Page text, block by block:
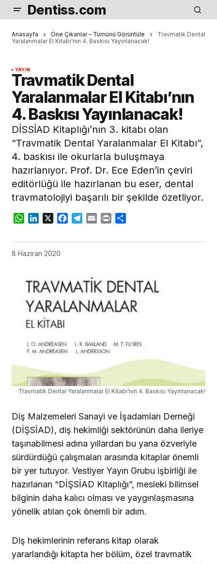
Dentiss.com
Anasayfa Öne Çıkanlar – Tümünü Görüntüle
Travmatik Dental
Yaralanmalar El Kitabı’nın 4. Baskısı Yayınlanacak!
YAYIN
Travmatik Dental
Yaralanmalar El Kitabı’nın
4. Baskısı Yayınlanacak!
DİSSİAD Kitaplığı’nın 3. kitabı olan
“Travmatik Dental Yaralanmalar El Kitabı”,
4. baskısı ile okurlarla buluşmaya
hazırlanıyor. Prof. Dr. Ece Eden’in çeviri
editörlüğü ile hazırlanan bu eser, dental
travmatolojiyi başarılı bir şekilde özetliyor.
WhatsApp
LinkedIn
X Facebook
Telegram
Email Print
8 Haziran 2020
Travmatik Dental Yaralanmalar El Kitabı’nın 4. Baskısı Yayınlanacak!
Diş Malzemeleri Sanayi ve İşadamları Derneği
(DİŞSİAD), diş hekimliği sektörünün daha ileriye
taşınabilmesi adına yıllardan bu yana özveriyle
sürdürdüğü çalışmaları arasında kitaplar önemli
bir yer tutuyor. Vestiyer Yayın Grubu işbirliği ile
hazırlanan “DİŞSİAD Kitaplığı”, mesleki bilimsel
bilginin daha kalıcı olması ve yaygınlaşmasına
yönelik atılan çok önemli bir adım.
Diş hekimlerinin referans kitap olarak
yararlandığı kitapta her bölüm, özel travmatik